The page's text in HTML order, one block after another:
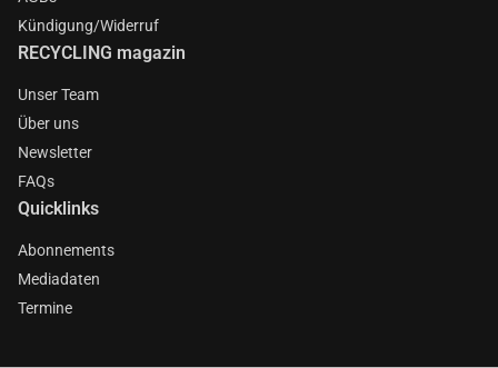
Kündigung/Widerruf
RECYCLING magazin
Unser Team
Über uns
Newsletter
FAQs
Quicklinks
Abonnements
Mediadaten
Termine